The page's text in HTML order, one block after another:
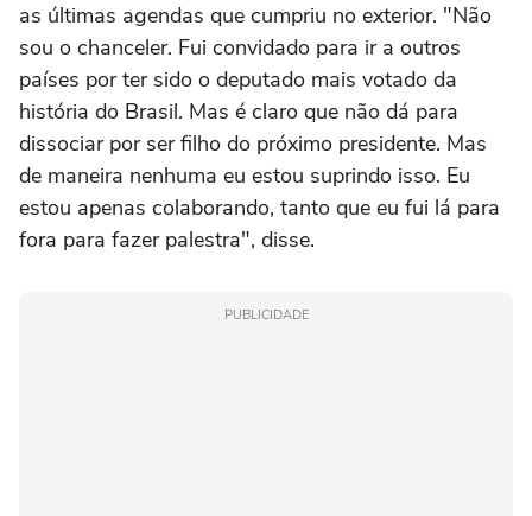
as últimas agendas que cumpriu no exterior. "Não
sou o chanceler. Fui convidado para ir a outros
países por ter sido o deputado mais votado da
história do Brasil. Mas é claro que não dá para
dissociar por ser filho do próximo presidente. Mas
de maneira nenhuma eu estou suprindo isso. Eu
estou apenas colaborando, tanto que eu fui lá para
fora para fazer palestra", disse.
PUBLICIDADE